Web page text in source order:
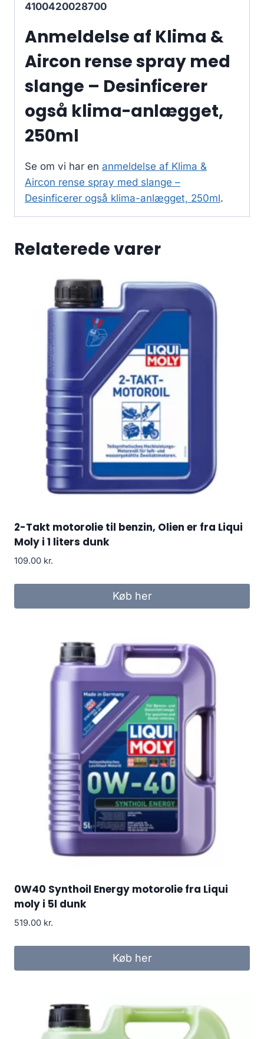
4100420028700
Anmeldelse af Klima &
Aircon rense spray med
slange – Desinficerer
også klima-anlægget,
250ml
Se om vi har en anmeldelse af Klima &
Aircon rense spray med slange –
Desinficerer også klima-anlægget, 250ml.
Relaterede varer
2-Takt motorolie til benzin, Olien er fra Liqui
Moly i 1 liters dunk
109.00 kr.
Køb her
0W40 Synthoil Energy motorolie fra Liqui
moly i 5l dunk
519.00 kr.
Køb her